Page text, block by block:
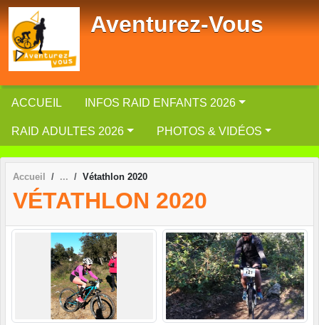
Aventurez-Vous
ACCUEIL INFOS RAID ENFANTS 2026
RAID ADULTES 2026 PHOTOS & VIDÉOS
Accueil Vétathlon 2020
VÉTATHLON 2020
Panneau de gestion des cookies